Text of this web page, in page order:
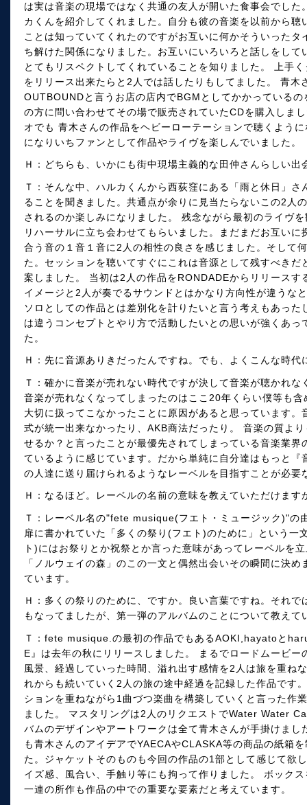
は実は音楽の現場ではなく共通の友人が開いた食事会でし
カくんを紹介してくれました。自分も彼の音楽を以前から
ことは知っていてくれたのですがお互いに何かそういった
ち解けた関係になりました。お互いにいろいろと話しをし
とてもリスペクトしてくれていることを知りました。 上手
をリリース出来たらと2人では話したりもしてました。 青
OUTBOUNDと言うお店の店内でBGMとしてかかっている
の方に問い合わせてその場で販売されていたCDを購入しま
オでも 青木さんの作品をヘビーローテーションで聴くよう
になりいちファンとして作品やライヴを楽しんでいました。
Ｈ：どちらも、いかにも街中現場主義的な田仲さんらしい出
Ｔ：そんな中、ハルカくんから西荻窪にある「雨と休日」
ることを聞きました。共通点が余りに見当たらないこの2人
されるのか楽しみになりました。 残念ながら最初のライヴ
リハーサルに立ち会わせてもらいました。まだまだお互い
合う音の１音１音に2人の相性の良さを感じました。そして
た。セッションを聴いてすぐにこれは音源として残すべき
案しました。 当初は2人の作品をRONDADEからリリース
イメージと2人が奏でるサウンドとはかなり方向性が違うな
ソロとしての作品とは差別化を計りたいと言う考えもあっ
は違うコンセプトとやり方で活動したいとの思いが強くあ
た。
Ｈ：先に音源ありきだったんですね。でも、よくこんな時
Ｔ：確かに音楽が売れない時代ですが決して音楽が聴かれ
音楽が売れなくなってしまったのはここ20年くらい僕等も
大切に扱ってこなかったことに原因があると思っています
式が統一出来なかったり、AKB商法だったり。 音楽の質よ
せるか？と言ったことが最優先されてしまっている音楽業
ているように感じています。だから単純に自分達はもっと
の人達に送り届けられるようなレーベルを目指すことが必要
Ｈ：なるほど。レーベルの名前の意味を教えていただけます
Ｔ：レーベル名の"fete musique(フエト・ミュージック)"の
扉に書かれていた「多くの祭り(フエト)のために」という
ト)にはお祭りとか祝祭とか言った意味があってレーベルを
「ノルウェイの森」のこの一文と偶然出会いその瞬間に決
ています。
Ｈ：多くの祭りのために、ですか。良い言葉ですね。それ
もなってましたが、第一弾のアルバムのことについて教えて
Ｔ：fete musique.の最初の作品でもあるAOKI,hayatoと
E』は去年の秋にリリースしました。 まるでロードムービ
風景、経過していった時間、溢れ出す感情を2人は旅を重ね
れからも続いていく2人の旅の途中経過を記録した作品です
ションを重ねながら1曲づつ楽曲を構築していくと言った作
ました。 マスタリングは2人のリクエストでWater Water
バムのデザインやアートワークは全て青木さんが手掛けま
も青木さんのアイデアでYAECAやCLASKA等の商品の紙箱
た。ジャケットそのものも今回の作品の1部として感じて欲
イズ感、風合い、手触り等にも拘って作りました。 ボック
一連の所作も作品の中での重要な要素だと考えています。